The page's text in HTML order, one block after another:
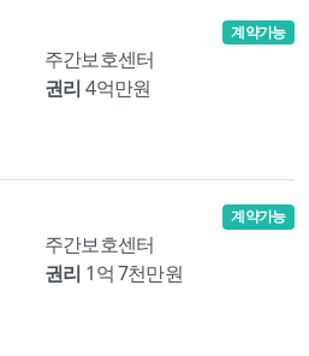
주간보호센터
권리 4억만원
계약가능
주간보호센터
권리 1억 7천만원
계약가능